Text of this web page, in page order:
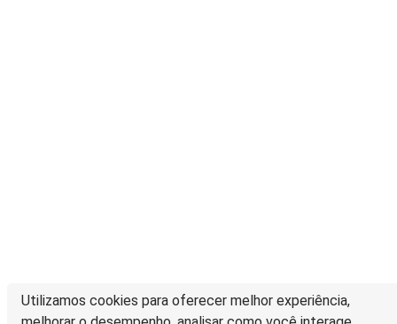
Utilizamos cookies para oferecer melhor experiência,